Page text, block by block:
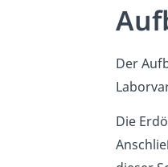
Der
Die